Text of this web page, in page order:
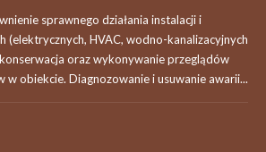
sprawnego działania instalacji i
(elektrycznych, HVAC, wodno-kanalizacyjnych
oraz wykonywanie przeglądów
w obiekcie. Diagnozowanie i usuwanie awarii...